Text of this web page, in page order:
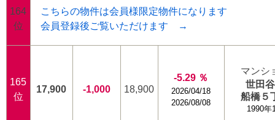
164
位
こちらの物件は会員様限定物件になります
会員登録後ご覧いただけます →
165
位
17,900 -1,000 18,900
-5.29 ％
2026/04/18
2026/08/08
マンシ
世田
船橋５
1990年